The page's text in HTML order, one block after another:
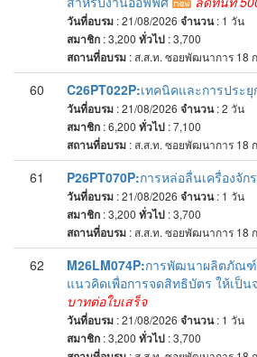
วันที่อบรม : 21/08/2026 จำนวน: 1 วัน
สมาชิก : 3,200 ทั่วไป : 3,700
สถานที่อบรม : ส.ส.ท. ซอยพัฒนาการ 18
60 C26PT022P:เทคนิคและการประ
วันที่อบรม : 21/08/2026 จำนวน: 2 วัน
สมาชิก : 6,200 ทั่วไป : 7,100
สถานที่อบรม : ส.ส.ท. ซอยพัฒนาการ 18
61 P26PT070P:การหล่อลื่นเครื่องจั
วันที่อบรม : 21/08/2026 จำนวน: 1 วัน
สมาชิก : 3,200 ทั่วไป : 3,700
สถานที่อบรม : ส.ส.ท. ซอยพัฒนาการ 18
62 M26LM074P:การพัฒนาผลิตภัณฑ์
แนวคิดเพื่อการจดสิทธิบัตร ให้เป็น
บาทต่อใบเสร็จ
วันที่อบรม : 21/08/2026 จำนวน: 1 วัน
สมาชิก : 3,200 ทั่วไป : 3,700